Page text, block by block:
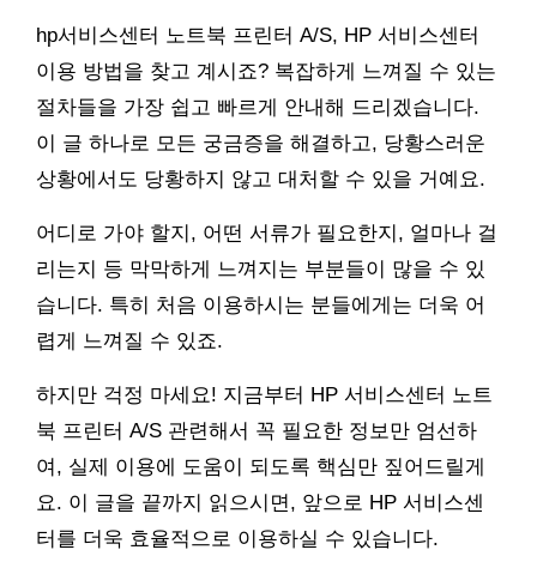
hp서비스센터 노트북 프린터 A/S, HP 서비스센터
이용 방법을 찾고 계시죠? 복잡하게 느껴질 수 있는
절차들을 가장 쉽고 빠르게 안내해 드리겠습니다.
이 글 하나로 모든 궁금증을 해결하고, 당황스러운
상황에서도 당황하지 않고 대처할 수 있을 거예요.
어디로 가야 할지, 어떤 서류가 필요한지, 얼마나 걸
리는지 등 막막하게 느껴지는 부분들이 많을 수 있
습니다. 특히 처음 이용하시는 분들에게는 더욱 어
렵게 느껴질 수 있죠.
하지만 걱정 마세요! 지금부터 HP 서비스센터 노트
북 프린터 A/S 관련해서 꼭 필요한 정보만 엄선하
여, 실제 이용에 도움이 되도록 핵심만 짚어드릴게
요. 이 글을 끝까지 읽으시면, 앞으로 HP 서비스센
터를 더욱 효율적으로 이용하실 수 있습니다.